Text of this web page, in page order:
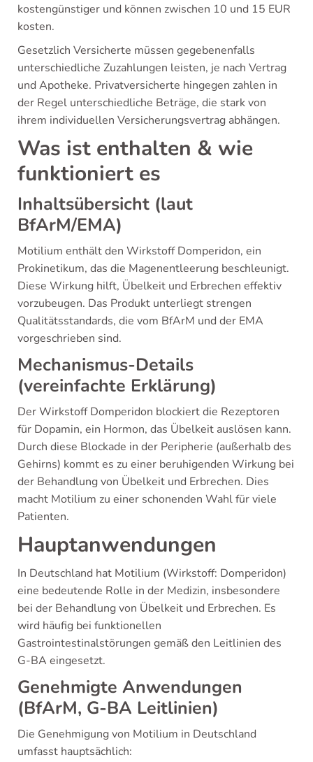
kostengünstiger und können zwischen 10 und 15 EUR
kosten.
Gesetzlich Versicherte müssen gegebenenfalls
unterschiedliche Zuzahlungen leisten, je nach Vertrag
und Apotheke. Privatversicherte hingegen zahlen in
der Regel unterschiedliche Beträge, die stark von
ihrem individuellen Versicherungsvertrag abhängen.
Was ist enthalten & wie
funktioniert es
Inhaltsübersicht (laut
BfArM/EMA)
Motilium enthält den Wirkstoff Domperidon, ein
Prokinetikum, das die Magenentleerung beschleunigt.
Diese Wirkung hilft, Übelkeit und Erbrechen effektiv
vorzubeugen. Das Produkt unterliegt strengen
Qualitätsstandards, die vom BfArM und der EMA
vorgeschrieben sind.
Mechanismus-Details
(vereinfachte Erklärung)
Der Wirkstoff Domperidon blockiert die Rezeptoren
für Dopamin, ein Hormon, das Übelkeit auslösen kann.
Durch diese Blockade in der Peripherie (außerhalb des
Gehirns) kommt es zu einer beruhigenden Wirkung bei
der Behandlung von Übelkeit und Erbrechen. Dies
macht Motilium zu einer schonenden Wahl für viele
Patienten.
Hauptanwendungen
In Deutschland hat Motilium (Wirkstoff: Domperidon)
eine bedeutende Rolle in der Medizin, insbesondere
bei der Behandlung von Übelkeit und Erbrechen. Es
wird häufig bei funktionellen
Gastrointestinalstörungen gemäß den Leitlinien des
G-BA eingesetzt.
Genehmigte Anwendungen
(BfArM, G-BA Leitlinien)
Die Genehmigung von Motilium in Deutschland
umfasst hauptsächlich: